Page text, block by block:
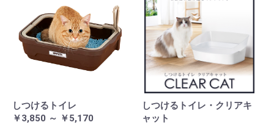
しつけるトイレ
￥3,850 ～ ￥5,170
しつけるトイレ・クリアキ
ャット